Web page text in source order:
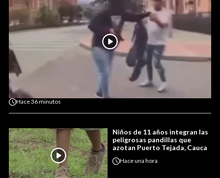
Hace36 minutos
Niños de 11 años integran las
peligrosas pandillas que
azotan Puerto Tejada, Cauca
Haceuna hora